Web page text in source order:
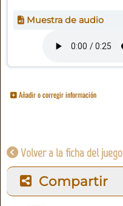
Muestra de audio
Añadir o corregir información
Volver a la ficha del juego
Compartir